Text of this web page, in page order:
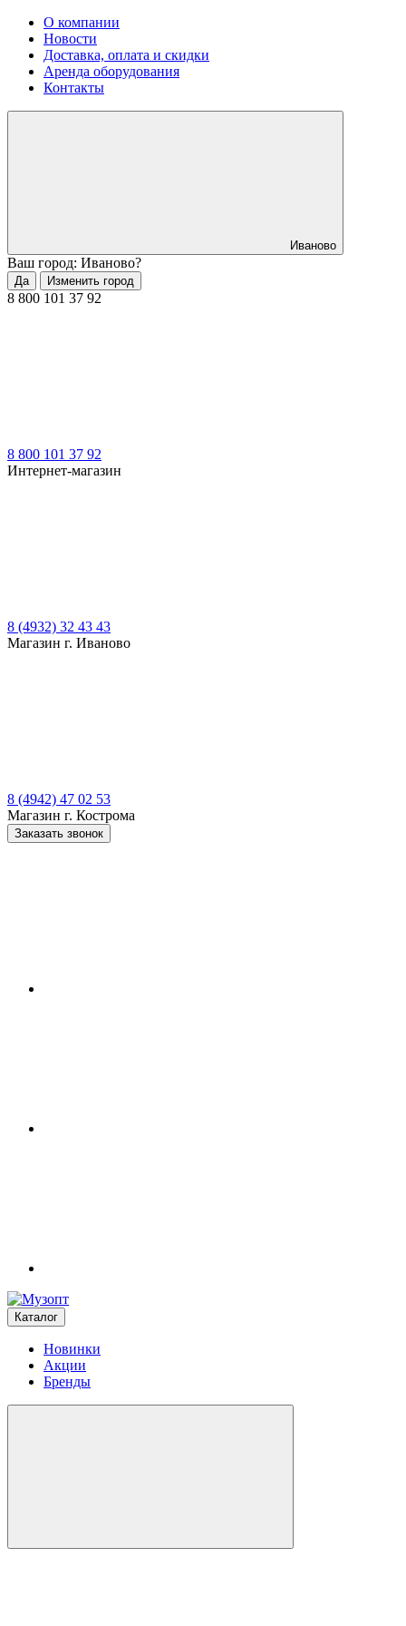
О компании
Новости
Доставка, оплата и скидки
Аренда оборудования
Контакты
Иваново
Ваш город: Иваново?
Да Изменить город
8 800 101 37 92
8 800 101 37 92
Интернет-магазин
8 (4932) 32 43 43
Магазин г. Иваново
8 (4942) 47 02 53
Магазин г. Кострома
Заказать звонок
Каталог
Новинки
Акции
Бренды